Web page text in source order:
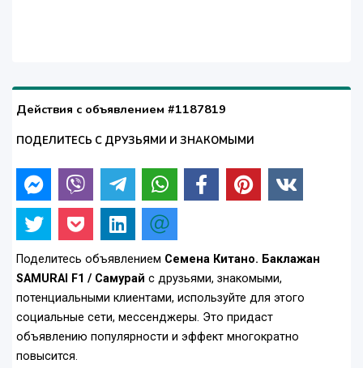
Действия с объявлением #1187819
ПОДЕЛИТЕСЬ С ДРУЗЬЯМИ И ЗНАКОМЫМИ
Поделитесь объявлением Семена Китано. Баклажан
SAMURAI F1 / Самурай с друзьями, знакомыми,
потенциальными клиентами, используйте для этого
социальные сети, мессенджеры. Это придаст
объявлению популярности и эффект многократно
повысится.